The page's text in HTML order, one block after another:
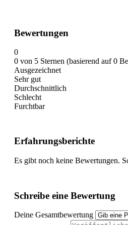
Bewertungen
0
0 von 5 Sternen (basierend auf 0
Ausgezeichnet
Sehr gut
Durchschnittlich
Schlecht
Furchtbar
Erfahrungsberichte
Es gibt noch keine Bewertungen.
Schreibe eine Bewertung
Deine Gesamtbewertung